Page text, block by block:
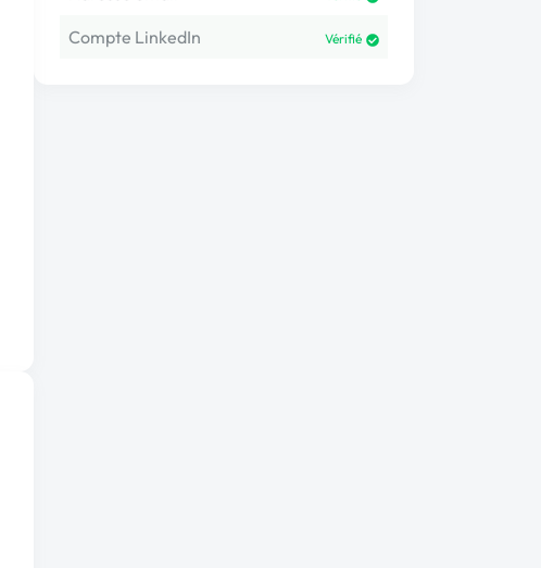
Compte LinkedIn Vérifié